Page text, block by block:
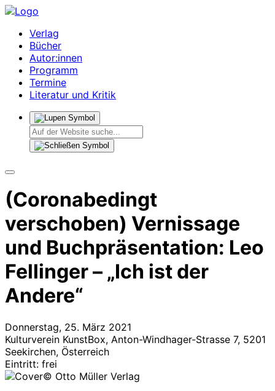
Verlag
Bücher
Autor:innen
Programm
Termine
Literatur und Kritik
(Coronabedingt
verschoben) Vernissage
und Buchpräsentation: Leo
Fellinger – „Ich ist der
Andere“
Donnerstag, 25. März 2021
Kulturverein KunstBox, Anton-Windhager-Strasse 7, 5201
Seekirchen, Österreich
Eintritt: frei
© Otto Müller Verlag